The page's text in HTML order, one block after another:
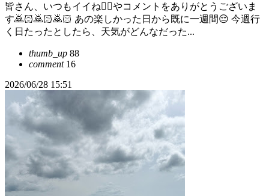
皆さん、いつもイイね👍🏻やコメントをありがとうございま
す🙇🏻️🙇🏻️🙇🏻️ あの楽しかった日から既に一週間😔 今週行
く日たったとしたら、天気がどんなだった...
thumb_up 88
comment16
2026/06/28 15:51